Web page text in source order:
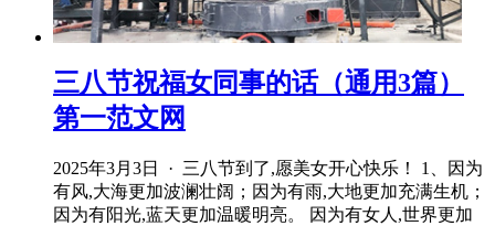
三八节祝福女同事的话（通用3篇）
第一范文网
2025年3月3日 · 三八节到了,愿美女开心快乐！ 1、因为
有风,大海更加波澜壮阔；因为有雨,大地更加充满生机；
因为有阳光,蓝天更加温暖明亮。 因为有女人,世界更加